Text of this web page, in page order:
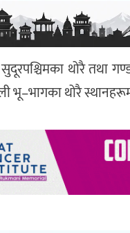
थोरै तथा
भू–भागका थोरै